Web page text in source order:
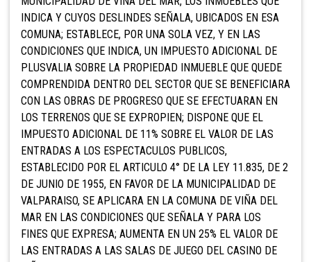
INDICA Y CUYOS DESLINDES SEÑALA, UBICADOS EN ESA
COMUNA; ESTABLECE, POR UNA SOLA VEZ, Y EN LAS
CONDICIONES QUE INDICA, UN IMPUESTO ADICIONAL DE
PLUSVALIA SOBRE LA PROPIEDAD INMUEBLE QUE QUEDE
COMPRENDIDA DENTRO DEL SECTOR QUE SE BENEFICIARA
CON LAS OBRAS DE PROGRESO QUE SE EFECTUARAN EN
LOS TERRENOS QUE SE EXPROPIEN; DISPONE QUE EL
IMPUESTO ADICIONAL DE 11% SOBRE EL VALOR DE LAS
ENTRADAS A LOS ESPECTACULOS PUBLICOS,
ESTABLECIDO POR EL ARTICULO 4° DE LA LEY 11.835, DE 2
DE JUNIO DE 1955, EN FAVOR DE LA MUNICIPALIDAD DE
VALPARAISO, SE APLICARA EN LA COMUNA DE VIÑA DEL
MAR EN LAS CONDICIONES QUE SEÑALA Y PARA LOS
FINES QUE EXPRESA; AUMENTA EN UN 25% EL VALOR DE
LAS ENTRADAS A LAS SALAS DE JUEGO DEL CASINO DE